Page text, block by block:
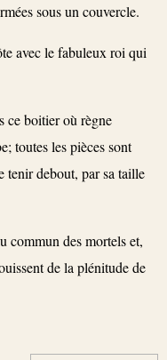
sous un couvercle.
avec le fabuleux roi qui
ce boitier où règne
toutes les pièces sont
tenir debout, par sa taille
commun des mortels et,
de la plénitude de